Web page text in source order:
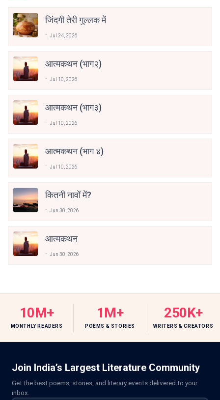
जिंदगी तेरी गुल्लक में
Jul 24, 2026
आत्मकथन (भाग२)
Jul 10, 2026
आत्मकथन (भाग३)
Jul 10, 2026
आत्मकथन (भाग ४)
Jul 10, 2026
कितनी नावों में?
Jun 30, 2026
आत्मकथन
Jun 30, 2026
10M+
MONTHLY READERS
1M+
POEMS & STORIES
250K+
WRITERS & CREATORS
Join India’s Largest Literature Community
Get the best poems, stories, and literary events delivered to your
inbox.